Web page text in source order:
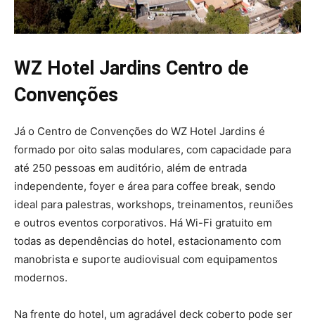
WZ Hotel Jardins Centro de
Convenções
Já o Centro de Convenções do WZ Hotel Jardins é
formado por oito salas modulares, com capacidade para
até 250 pessoas em auditório, além de entrada
independente, foyer e área para coffee break, sendo
ideal para palestras, workshops, treinamentos, reuniões
e outros eventos corporativos. Há Wi-Fi gratuito em
todas as dependências do hotel, estacionamento com
manobrista e suporte audiovisual com equipamentos
modernos.
Na frente do hotel, um agradável deck coberto pode ser